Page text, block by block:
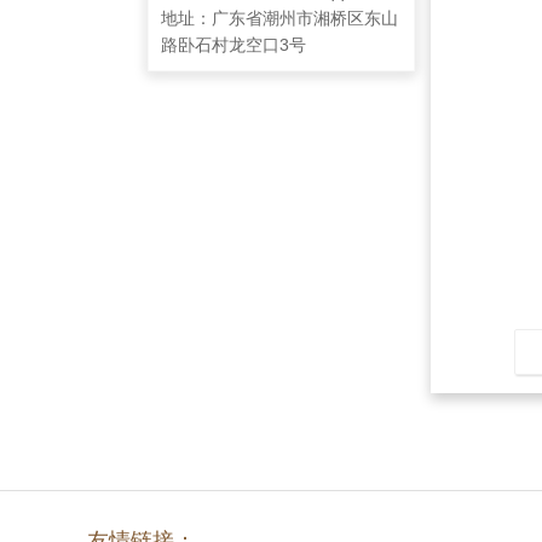
地址：广东省潮州市湘桥区东山
路卧石村龙空口3号